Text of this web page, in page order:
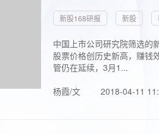
新股168研报 新股
中国上市公司研究院筛选的
股票价格创历史新高，赚钱
管仍在延续，3月1...
杨霞/文
2018-04-11